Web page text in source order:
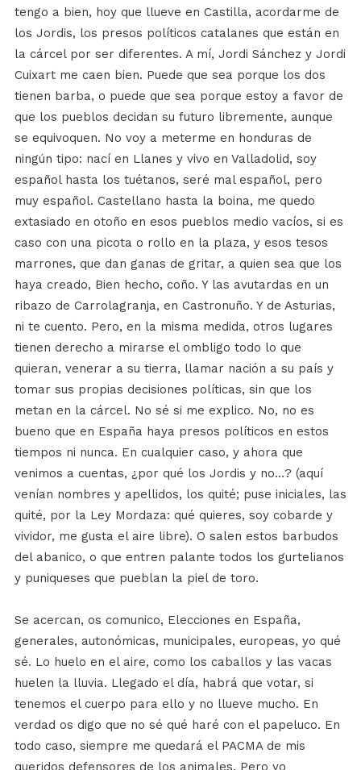
tengo a bien, hoy que llueve en Castilla, acordarme de
los Jordis, los presos políticos catalanes que están en
la cárcel por ser diferentes. A mí, Jordi Sánchez y Jordi
Cuixart me caen bien. Puede que sea porque los dos
tienen barba, o puede que sea porque estoy a favor de
que los pueblos decidan su futuro libremente, aunque
se equivoquen. No voy a meterme en honduras de
ningún tipo: nací en Llanes y vivo en Valladolid, soy
español hasta los tuétanos, seré mal español, pero
muy español. Castellano hasta la boina, me quedo
extasiado en otoño en esos pueblos medio vacíos, si es
caso con una picota o rollo en la plaza, y esos tesos
marrones, que dan ganas de gritar, a quien sea que los
haya creado, Bien hecho, coño. Y las avutardas en un
ribazo de Carrolagranja, en Castronuño. Y de Asturias,
ni te cuento. Pero, en la misma medida, otros lugares
tienen derecho a mirarse el ombligo todo lo que
quieran, venerar a su tierra, llamar nación a su país y
tomar sus propias decisiones políticas, sin que los
metan en la cárcel. No sé si me explico. No, no es
bueno que en España haya presos políticos en estos
tiempos ni nunca. En cualquier caso, y ahora que
venimos a cuentas, ¿por qué los Jordis y no…? (aquí
venían nombres y apellidos, los quité; puse iniciales, las
quité, por la Ley Mordaza: qué quieres, soy cobarde y
vividor, me gusta el aire libre). O salen estos barbudos
del abanico, o que entren palante todos los gurtelianos
y puniqueses que pueblan la piel de toro.
Se acercan, os comunico, Elecciones en España,
generales, autonómicas, municipales, europeas, yo qué
sé. Lo huelo en el aire, como los caballos y las vacas
huelen la lluvia. Llegado el día, habrá que votar, si
tenemos el cuerpo para ello y no llueve mucho. En
verdad os digo que no sé qué haré con el papeluco. En
todo caso, siempre me quedará el PACMA de mis
queridos defensores de los animales. Pero yo